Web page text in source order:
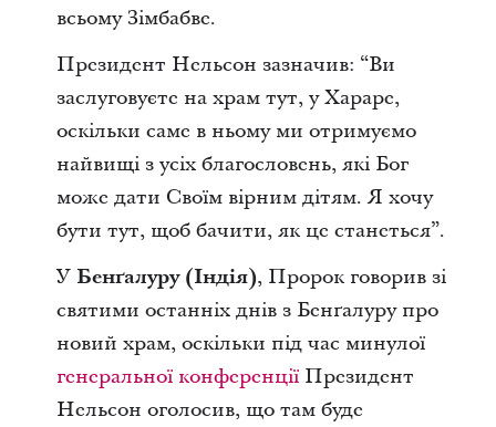
всьому Зімбабве.
Президент Нельсон зазначив: “Ви
заслуговуєте на храм тут, у Хараре,
оскільки саме в ньому ми отримуємо
найвищі з усіх благословень, які Бог
може дати Своїм вірним дітям. Я хочу
бути тут, щоб бачити, як це станеться”.
У Бенґалуру (Індія), Пророк говорив зі
святими останніх днів з Бенґалуру про
новий храм, оскільки під час минулої
генеральної конференціїПрезидент
Нельсон оголосив, що там буде